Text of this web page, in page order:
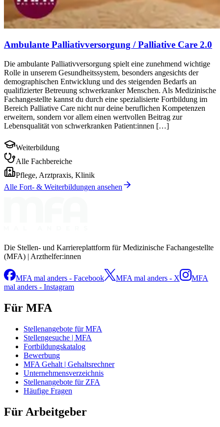
Ambulante Palliativversorgung / Palliative Care 2.0
Die ambulante Palliativversorgung spielt eine zunehmend wichtige
Rolle in unserem Gesundheitssystem, besonders angesichts der
demographischen Entwicklung und des steigenden Bedarfs an
qualifizierter Betreuung schwerkranker Menschen. Als Medizinische
Fachangestellte kannst du durch eine spezialisierte Fortbildung im
Bereich Palliative Care nicht nur deine beruflichen Kompetenzen
erweitern, sondern vor allem einen wertvollen Beitrag zur
Lebensqualität von schwerkranken Patient:innen […]
Weiterbildung
Alle Fachbereiche
Pflege, Arztpraxis, Klinik
Alle Fort- & Weiterbildungen ansehen
Die Stellen- und Karriereplattform für Medizinische Fachangestellte
(MFA) | Arzthelfer:innen
MFA mal anders - Facebook MFA mal anders - X
MFA
mal anders - Instagram
Für MFA
Stellenangebote für MFA
Stellengesuche | MFA
Fortbildungskatalog
Bewerbung
MFA Gehalt | Gehaltsrechner
Unternehmensverzeichnis
Stellenangebote für ZFA
Häufige Fragen
Für Arbeitgeber